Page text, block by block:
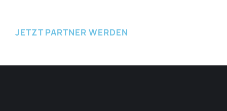
JETZT PARTNER WERDEN